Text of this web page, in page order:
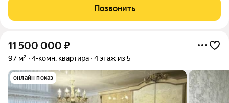
кв.м., кухня площадью 17 кв.м. Вся бытовая техника и мебель
остается при продаже, что
Позвонить
11 500 000 ₽
97 м² 4-комн. квартира 4 этаж из 5
онлайн показ